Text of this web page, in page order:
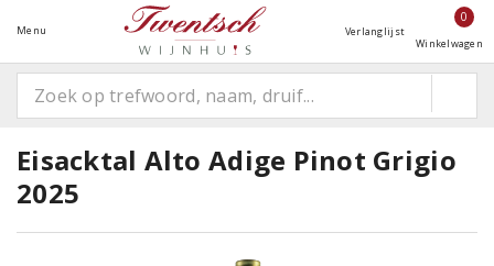
Menu Verlanglijst
0
Winkelwagen
Eisacktal Alto Adige Pinot Grigio
2025